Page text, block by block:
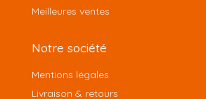
Meilleures ventes
Notre société
Mentions légales
Livraison & retours